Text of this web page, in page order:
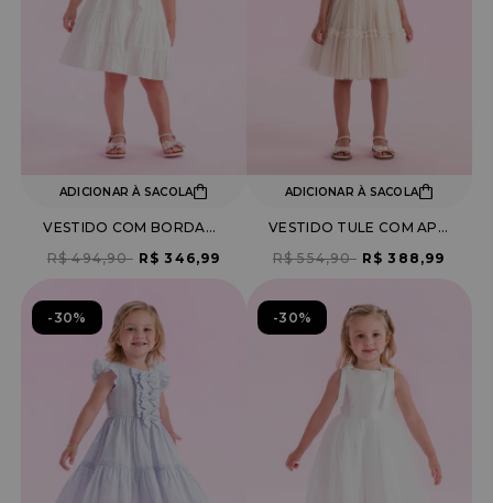
ADICIONAR À SACOLA
VESTIDO COM BORDADO FLORES E APLICAÇÕES PÉROLAS
R$ 494,90 R$ 346,99
ADICIONAR À SACOLA
VESTIDO TULE COM APLICAÇÃO PEDRARIAS E ALÇA AMARRAÇÃO
R$ 554,90 R$ 388,99
30% 30%